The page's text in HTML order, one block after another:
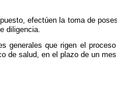
efectúen la toma de
diligencia.
generales que rigen el
de salud, en el plazo de un